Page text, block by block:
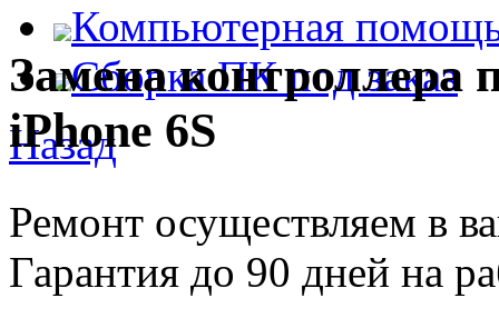
Компьютерная
Сборка ПК под заказ
Назад
Замена контроллера
iPhone 6S
Ремонт осуществляем в
Гарантия до 90 дней на